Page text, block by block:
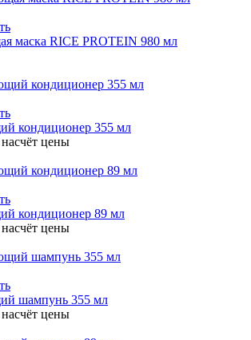
маска RICE PROTEIN 980 мл
кондиционер 355 мл
цены
кондиционер 89 мл
цены
шампунь 355 мл
цены